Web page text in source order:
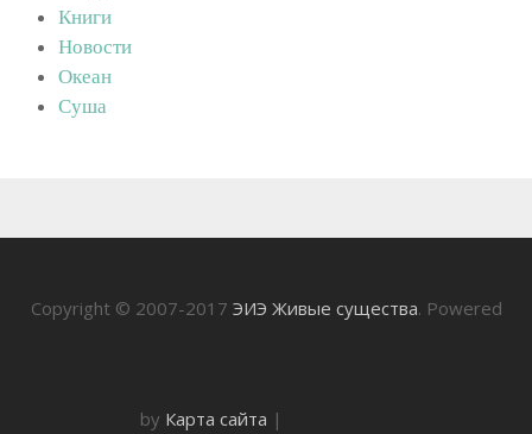
Книги
Новости
Океан
Суша
Copyright © 2007-2017 ЭИЭ Живые существа. Powered
by Карта сайта |